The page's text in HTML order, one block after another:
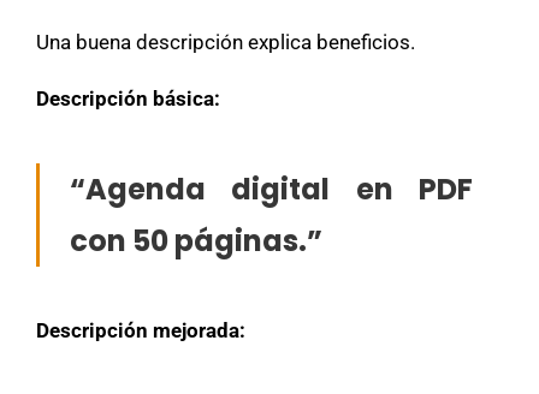
Una buena descripción explica beneficios.
Descripción básica:
“Agenda digital en PDF
con 50 páginas.”
Descripción mejorada: